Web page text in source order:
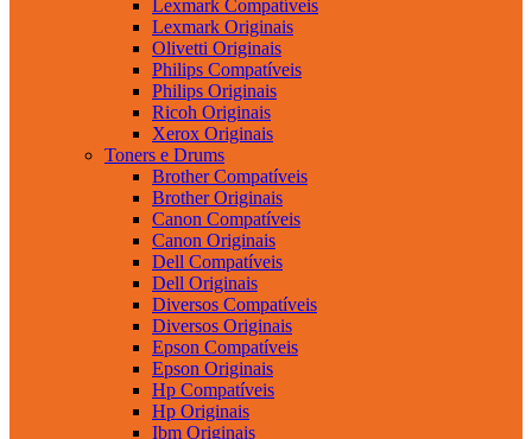
Lexmark Compatíveis
Lexmark Originais
Olivetti Originais
Philips Compatíveis
Philips Originais
Ricoh Originais
Xerox Originais
Toners e Drums
Brother Compatíveis
Brother Originais
Canon Compatíveis
Canon Originais
Dell Compatíveis
Dell Originais
Diversos Compatíveis
Diversos Originais
Epson Compatíveis
Epson Originais
Hp Compatíveis
Hp Originais
Ibm Originais